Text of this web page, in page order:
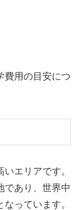
費用の目安につ
エリアです。
であり、世界中
っています。